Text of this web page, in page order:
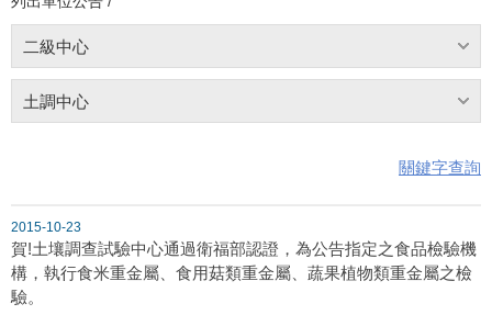
二級中心
土調中心
關鍵字查詢
2015-10-23
賀!土壤調查試驗中心通過衛福部認證，為公告指定之食品檢驗機
構，執行食米重金屬、食用菇類重金屬、蔬果植物類重金屬之檢
驗。